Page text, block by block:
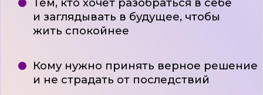
Получите инструмент, который можно
монетизировать, консультируя других
Появится навык видеть причину
и следствие любой ситуации: сможете
быстро понять стоит ли менять работу,
отношения, место жительства